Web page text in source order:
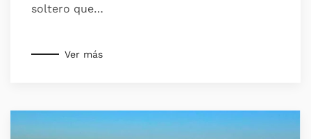
soltero que…
Ver más